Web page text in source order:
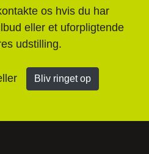
os hvis du har
eller et uforpligtende
udstilling.
Bliv ringet op